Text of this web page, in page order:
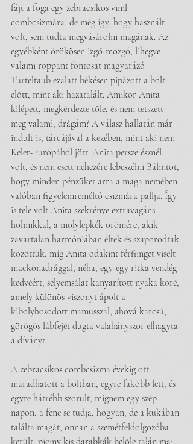
fájt a foga egy zebracsíkos vinil
combcsizmára, de még így, hogy használt
volt, sem tudta megvásárolni magának. Az
egyébként örökösen izgő-mozgó, lihegve
valami roppant fontosat magyarázó
Turteltaub ezalatt békésen pipázott a bolt
előtt, mint aki hazatalált. Amikor Anita
kilépett, megkérdezte tőle, és nem tetszett
meg valami, drágám? A válasz hallatán már
indult is, tárcájával a kezében, mint aki nem
Kelet-Európából jött. Anita persze észnél
volt, és nem esett nehezére lebeszélni Bálintot,
hogy minden pénzüket arra a maga nemében
valóban figyelemreméltó csizmára pallja. Így
is tele volt Anita szekrénye extravagáns
holmikkal, a molylepkék örömére, akik
zavartalan harmóniában éltek és szaporodtak
közöttük, míg Anita odakint férfiinget viselt
mackónadrággal, néha, egy-egy ritka vendég
kedvéért, selyemsálat kanyarított nyaka köré,
amely különös viszonyt ápolt a
kibolyhosodott mamusszal, ahová karcsú,
görögös lábfejét dugta valahányszor elhagyta
a díványt.
A zebracsíkos combcsizma évekig ott
maradhatott a boltban, egyre fakóbb lett, és
egyre hátrébb szorult, mígnem egy szép
napon, a fene se tudja, hogyan, de a kukában
találta magát, onnan a szemétfeldolgozóba
került, piciny kis darabkák belőle talán mai